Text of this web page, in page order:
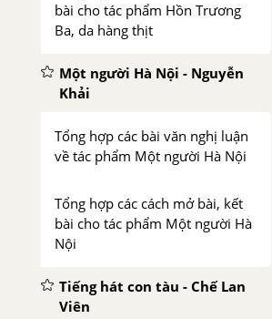
bài cho tác phẩm Hồn Trương
Ba, da hàng thịt
Một người Hà Nội - Nguyễn
Khải
Tổng hợp các bài văn nghị luận
về tác phẩm Một người Hà Nội
Tổng hợp các cách mở bài, kết
bài cho tác phẩm Một người Hà
Nội
Tiếng hát con tàu - Chế Lan
Viên